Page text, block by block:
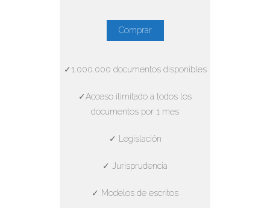
Comprar
✓1.000.000 documentos disponibles
✓Acceso ilimitado a todos los
documentos por 1 mes
✓ Legislación
✓ Jurisprudencia
✓ Modelos de escritos